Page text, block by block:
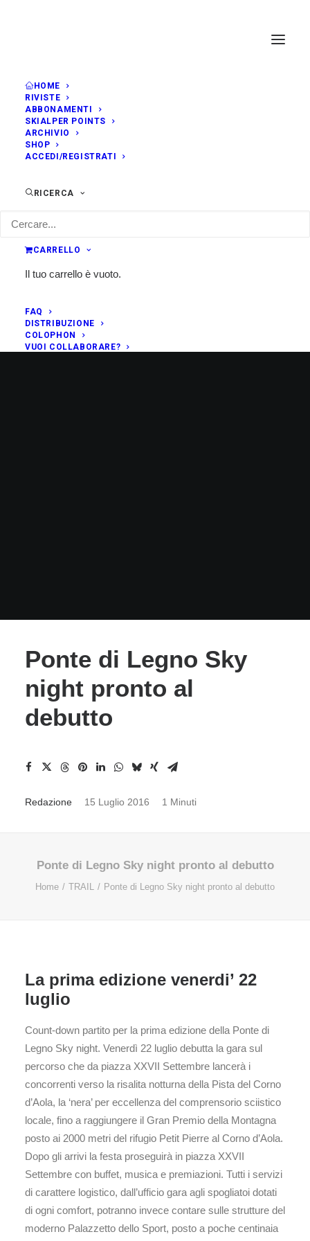
HOME
RIVISTE
ABBONAMENTI
SKIALPER POINTS
ARCHIVIO
SHOP
ACCEDI/REGISTRATI
RICERCA
CARRELLO
Il tuo carrello è vuoto.
FAQ
DISTRIBUZIONE
COLOPHON
VUOI COLLABORARE?
Ponte di Legno Sky
night pronto al
debutto
Redazione 15 Luglio 2016 1 Minuti
Ponte di Legno Sky night pronto al debutto
Home TRAIL Ponte di Legno Sky night pronto al debutto
La prima edizione venerdi’ 22
luglio
Count-down partito per la prima edizione della Ponte di
Legno Sky night. Venerdì 22 luglio debutta la gara sul
percorso che da piazza XXVII Settembre lancerà i
concorrenti verso la risalita notturna della Pista del Corno
d’Aola, la ‘nera’ per eccellenza del comprensorio sciistico
locale, fino a raggiungere il Gran Premio della Montagna
posto ai 2000 metri del rifugio Petit Pierre al Corno d’Aola.
Dopo gli arrivi la festa proseguirà in piazza XXVII
Settembre con buffet, musica e premiazioni. Tutti i servizi
di carattere logistico, dall’ufficio gara agli spogliatoi dotati
di ogni comfort, potranno invece contare sulle strutture del
moderno Palazzetto dello Sport, posto a poche centinaia